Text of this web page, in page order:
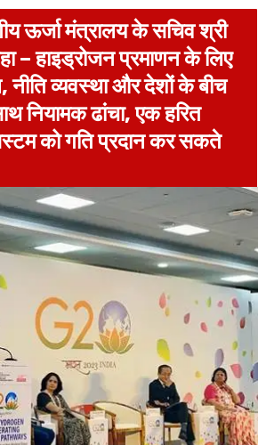
ऊर्जा मंत्रालय के सचिव श्री
– हाइड्रोजन प्रमाणन के लिए
नीति व्यवस्था और देशों के बीच
नियामक ढांचा, एक हरित
को गति प्रदान कर सकते